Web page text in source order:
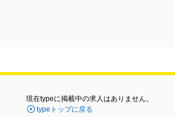
現在typeに掲載中の求人はありません。
typeトップに戻る